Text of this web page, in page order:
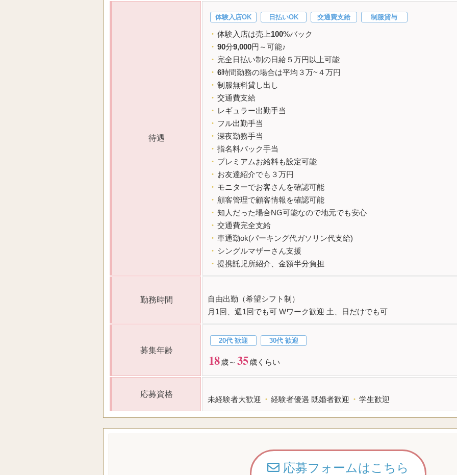
待遇
体験入店OK 日払いOK 交通費支給 制服貸与
・ 体験入店は売上100%バック
・ 90分9,000円～可能♪
・ 完全日払い制の日給５万円以上可能
・ 6時間勤務の場合は平均３万~４万円
・ 制服無料貸し出し
・ 交通費支給
・ レギュラー出勤手当
・ フル出勤手当
・ 深夜勤務手当
・ 指名料バック手当
・ プレミアムお給料も設定可能
・ お友達紹介でも３万円
・ モニターでお客さんを確認可能
・ 顧客管理で顧客情報を確認可能
・ 知人だった場合NG可能なので地元でも安心
・ 交通費完全支給
・ 車通勤ok(パーキング代ガソリン代支給)
・ シングルマザーさん支援
・ 提携託児所紹介、金額半分負担
勤務時間
自由出勤（希望シフト制）
月1回、週1回でも可 Wワーク歓迎 土、日だけでも可
募集年齢
20代 歓迎 30代 歓迎
18歳～ 35歳くらい
応募資格
未経験者大歓迎 ・ 経験者優遇 既婚者歓迎 ・ 学生歓迎
応募フォームはこちら